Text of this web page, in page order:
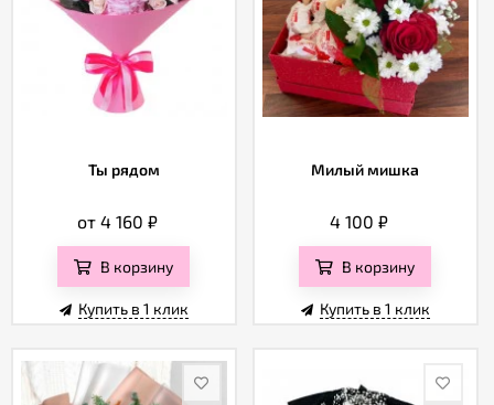
Ты рядом
от 4 160 ₽
В корзину
Купить в 1 клик
Милый мишка
4 100 ₽
В корзину
Купить в 1 клик